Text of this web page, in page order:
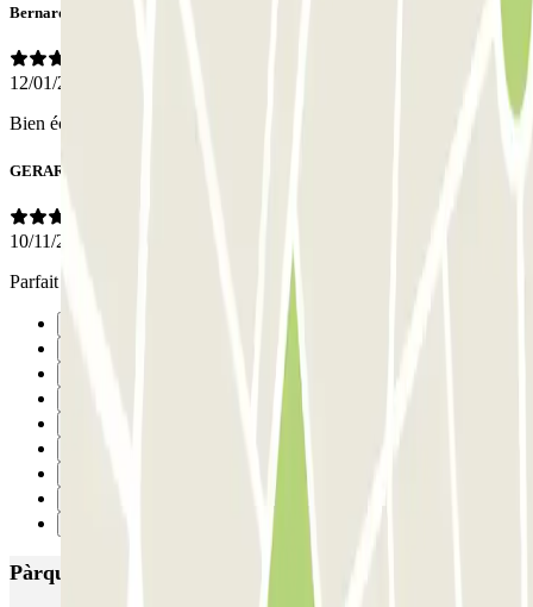
Bernard
12/01/2026
Bien éclairé bien protégé je recommande
GERARD
10/11/2025
Parfait mais un peu trop cher à mon goût. Dommage
Pàrquings més valorats a Marsella